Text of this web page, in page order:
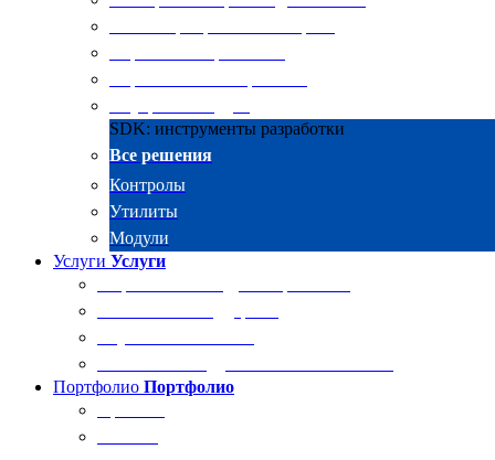
SDK: инструменты разработки
Все решения
Контролы
Утилиты
Модули
Услуги Услуги
Портфолио Портфолио